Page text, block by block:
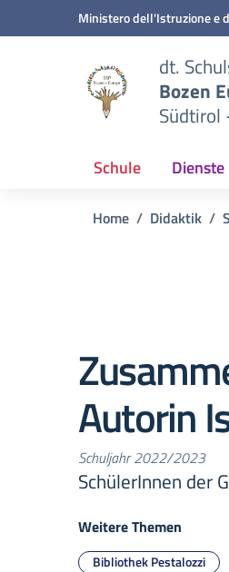
Zum Inhalt springen
Zum Navigationsmenü springen
Zur Fußzeile springenMinistero dell'Istruzione e
dt.
Bozen
Südtirol
Schule Dienste
Home Didaktik
Autorin
Schuljahr 2022/2023
SchülerInnen der
Weitere Themen
Bibliothek Pestalozzi